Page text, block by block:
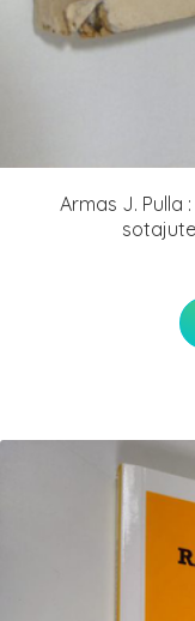
Armas J. Pulla